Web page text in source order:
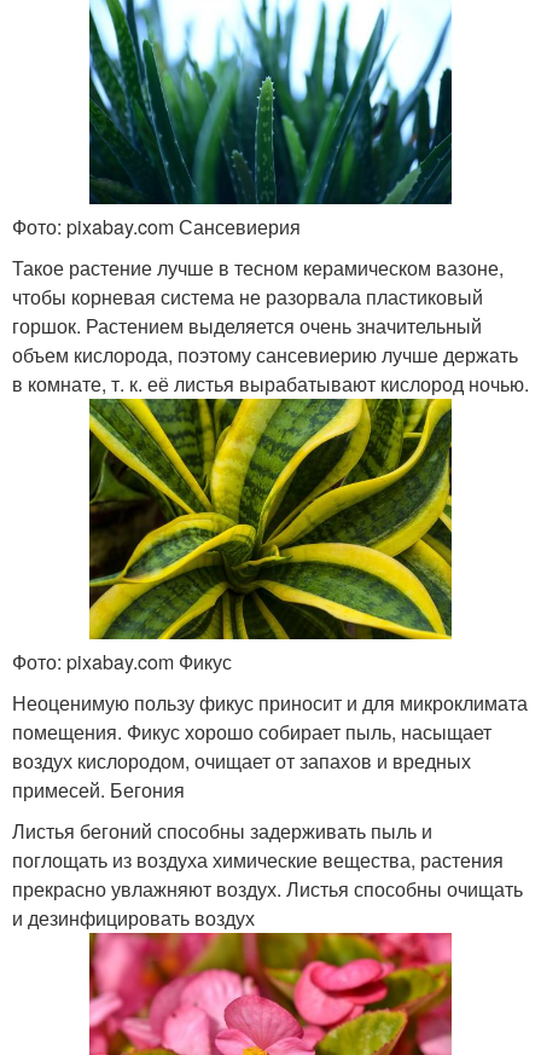
Фото: pixabay.com Сансевиерия
Такое растение лучше в тесном керамическом вазоне,
чтобы корневая система не разорвала пластиковый
горшок. Растением выделяется очень значительный
объем кислорода, поэтому сансевиерию лучше держать
в комнате, т. к. её листья вырабатывают кислород ночью.
Фото: pixabay.com Фикус
Неоценимую пользу фикус приносит и для микроклимата
помещения. Фикус хорошо собирает пыль, насыщает
воздух кислородом, очищает от запахов и вредных
примесей. Бегония
Листья бегоний способны задерживать пыль и
поглощать из воздуха химические вещества, растения
прекрасно увлажняют воздух. Листья способны очищать
и дезинфицировать воздух